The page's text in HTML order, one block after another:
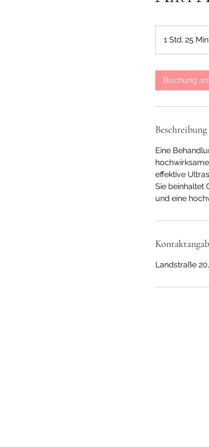
1 Std. 25 Min.
Buchung
Beschreibung
Eine
effektive
Sie beinhaltet
und eine
Landstraße